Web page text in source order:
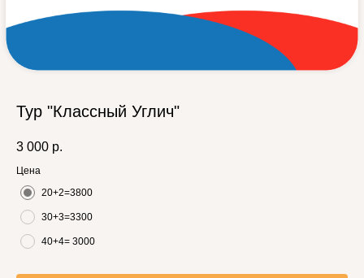
Тур "Классный Углич"
3 000 р.
Цена
20+2=3800
30+3=3300
40+4= 3000